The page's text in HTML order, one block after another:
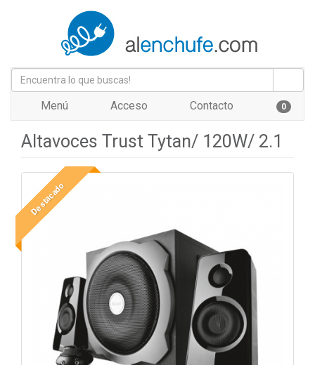
Menú Acceso Contacto 0
Altavoces Trust Tytan/ 120W/ 2.1
Destacado